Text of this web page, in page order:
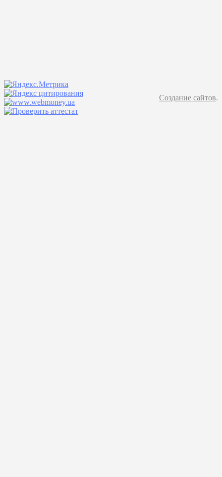
Создание сайтов.